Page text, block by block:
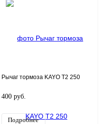
Рычаг тормоза KAYO T2 250
400 руб.
Подробнее